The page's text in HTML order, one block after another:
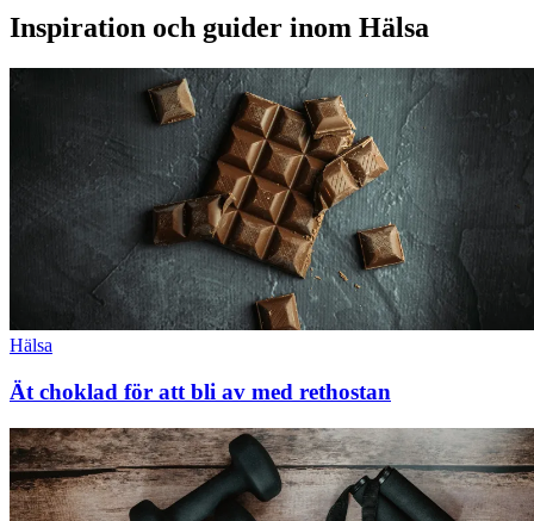
Inspiration och guider inom Hälsa
Hälsa
Ät choklad för att bli av med rethostan